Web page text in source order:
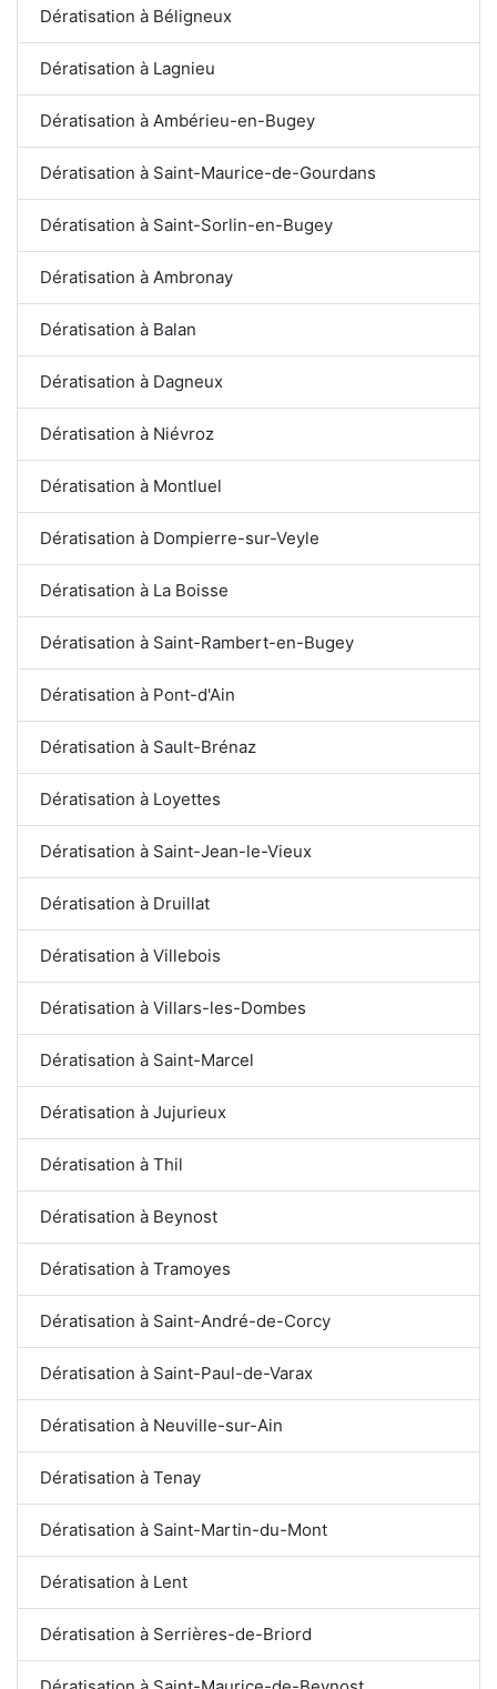
Dératisation à Béligneux
Dératisation à Lagnieu
Dératisation à Ambérieu-en-Bugey
Dératisation à Saint-Maurice-de-Gourdans
Dératisation à Saint-Sorlin-en-Bugey
Dératisation à Ambronay
Dératisation à Balan
Dératisation à Dagneux
Dératisation à Niévroz
Dératisation à Montluel
Dératisation à Dompierre-sur-Veyle
Dératisation à La Boisse
Dératisation à Saint-Rambert-en-Bugey
Dératisation à Pont-d'Ain
Dératisation à Sault-Brénaz
Dératisation à Loyettes
Dératisation à Saint-Jean-le-Vieux
Dératisation à Druillat
Dératisation à Villebois
Dératisation à Villars-les-Dombes
Dératisation à Saint-Marcel
Dératisation à Jujurieux
Dératisation à Thil
Dératisation à Beynost
Dératisation à Tramoyes
Dératisation à Saint-André-de-Corcy
Dératisation à Saint-Paul-de-Varax
Dératisation à Neuville-sur-Ain
Dératisation à Tenay
Dératisation à Saint-Martin-du-Mont
Dératisation à Lent
Dératisation à Serrières-de-Briord